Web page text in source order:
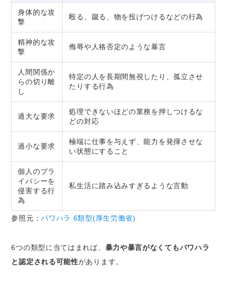
身体的な攻
撃
殴る、蹴る、物を投げつけるなどの行為
精神的な攻
撃
侮辱や人格否定のような暴言
人間関係か
らの切り離
し
特定の人を長期間無視したり、孤立させ
たりする行為
過大な要求
処理できないほどの業務を押しつけるな
どの対応
過小な要求
極端に仕事を与えず、能力を発揮させな
い状態にすること
個人のプラ
イバシーを
侵害する行
為
私生活に踏み込みすぎるような言動
参照元：パワハラ 6類型(厚生労働省)
6つの類型に当てはまれば、 暴力や暴言がなくてもパワハラ
と認定される可能性があります。